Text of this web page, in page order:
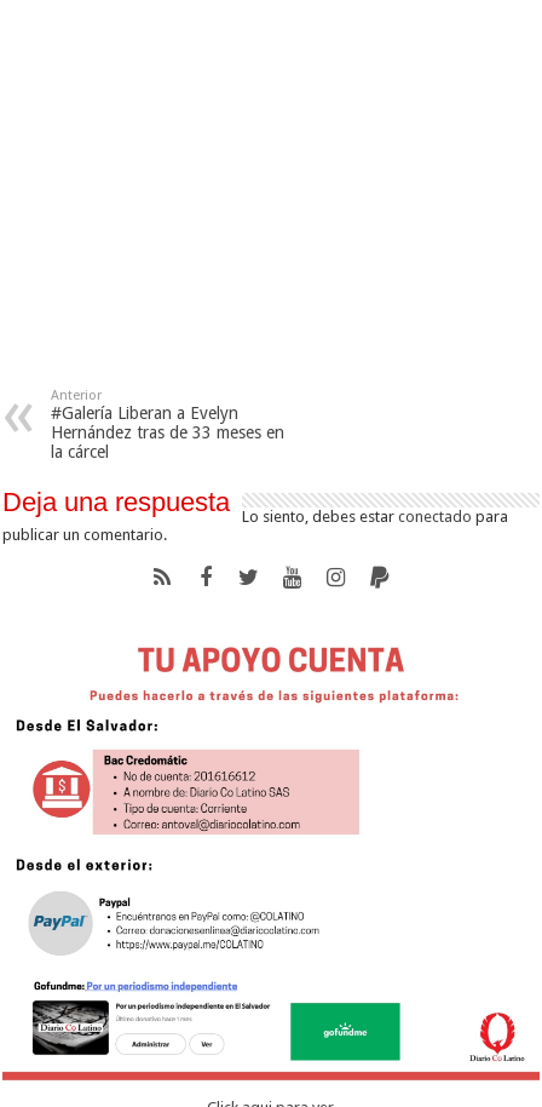
Anterior
#Galería Liberan a Evelyn
Hernández tras de 33 meses en
la cárcel
Deja una respuesta Lo siento, debes estarconectado para
publicar un comentario.